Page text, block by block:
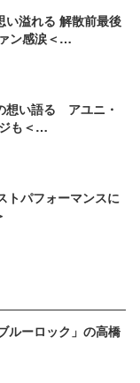
い溢れる 解散前最後
ン感涙＜
想い語る アユニ・
も＜
トパフォーマンスに
ルーロック」の高橋